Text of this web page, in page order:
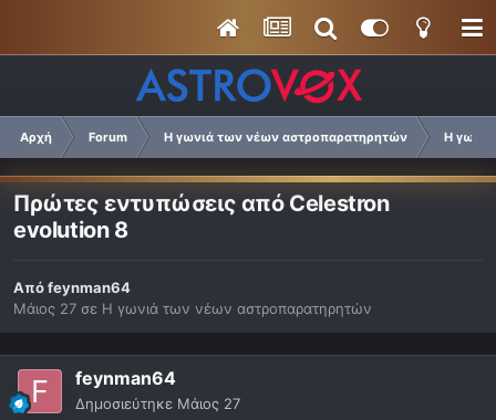
Αρχή Forum Η γωνιά των νέων αστροπαρατηρητών Η
Πρώτες εντυπώσεις από Celestron
evolution 8
Απόfeynman64
Μάιος 27 σε Η γωνιά των νέων αστροπαρατηρητών
feynman64
Δημοσιεύτηκε Μάιος 27